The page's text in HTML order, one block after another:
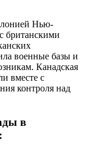
Нью-
британскими
военные базы и
Канадская
вместе с
контроля над
в